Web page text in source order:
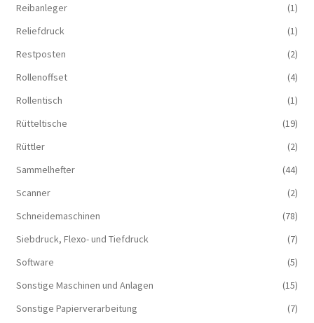
Reibanleger
(1)
Reliefdruck
(1)
Restposten
(2)
Rollenoffset
(4)
Rollentisch
(1)
Rütteltische
(19)
Rüttler
(2)
Sammelhefter
(44)
Scanner
(2)
Schneidemaschinen
(78)
Siebdruck, Flexo- und Tiefdruck
(7)
Software
(5)
Sonstige Maschinen und Anlagen
(15)
Sonstige Papierverarbeitung
(7)